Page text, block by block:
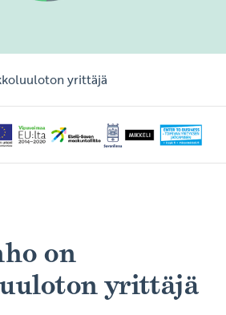
yrittäjä
on
yrittäjä